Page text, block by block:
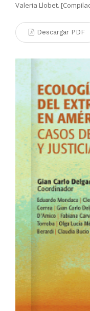
Valeria Llobet.
Descargar PDF